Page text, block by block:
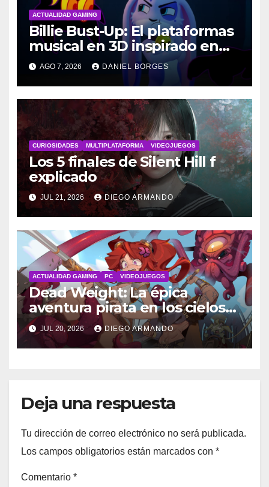
ACTUALIDAD GAMING
Billie Bust-Up: El plataformas
musical en 3D inspirado en
Disney
AGO 7, 2026 DANIEL BORGES
CURIOSIDADES MULTIPLATAFORMA VIDEOJUEGOS
Los 5 finales de Silent Hill f
explicado
JUL 21, 2026 DIEGO ARMANDO
ACTUALIDAD GAMING PC VIDEOJUEGOS
Dead Weight: La épica
aventura pirata en los cielos
steampunk
JUL 20, 2026 DIEGO ARMANDO
Deja una respuesta
Tu dirección de correo electrónico no será publicada.
Los campos obligatorios están marcados con *
Comentario *